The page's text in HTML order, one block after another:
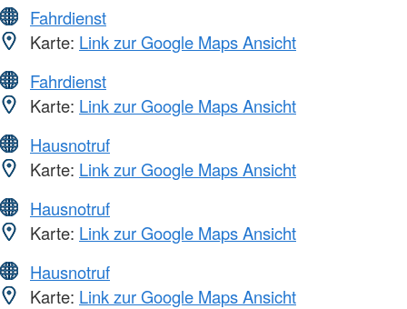
Fahrdienst
Karte: Link zur Google Maps Ansicht
Fahrdienst
Karte: Link zur Google Maps Ansicht
Hausnotruf
Karte: Link zur Google Maps Ansicht
Hausnotruf
Karte: Link zur Google Maps Ansicht
Hausnotruf
Karte: Link zur Google Maps Ansicht